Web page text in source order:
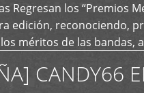
Regresan los “Premios
edición, reconociendo,
méritos de las bandas,
tendencias del metal y
CANDY66